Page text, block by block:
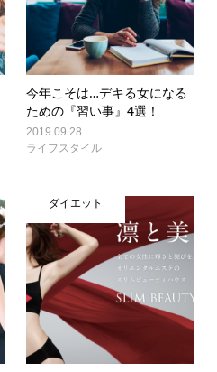
今年こそは…デキる女になる
ための『習い事』4選！
2019.09.28
ライフスタイル
ダイエット